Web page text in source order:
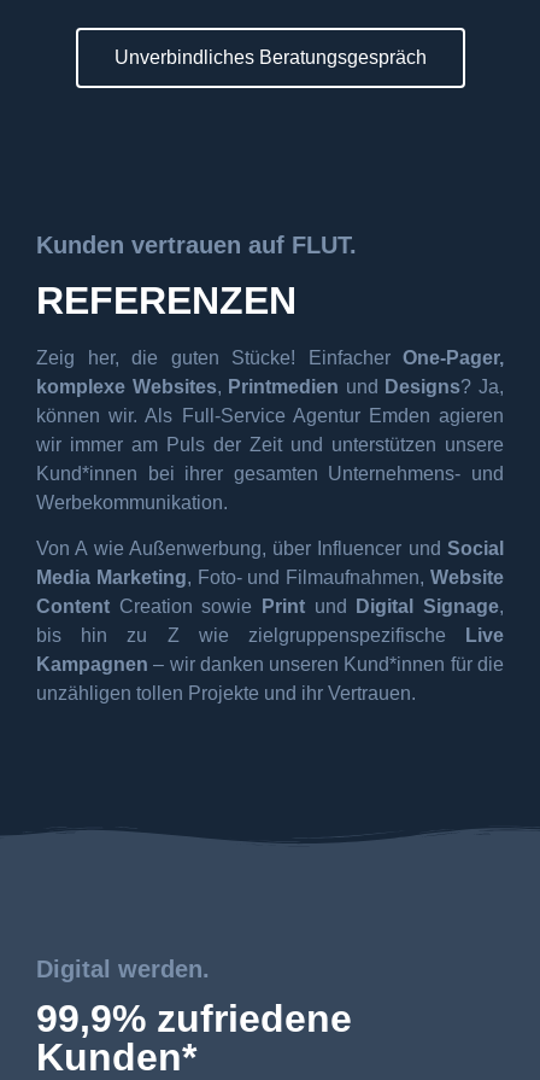
Unverbindliches Beratungsgespräch
Kunden vertrauen auf FLUT.
REFERENZEN
Zeig her, die guten Stücke! EinfacherOne-Pager,
komplexe Websites, Printmedien und Designs? Ja,
können wir. Als Full-Service Agentur Emden agieren
wir immer am Puls der Zeit und unterstützen unsere
Kund*innen bei ihrer gesamten Unternehmens- und
Werbekommunikation.
Von A wie Außenwerbung, über Influencer und Social
Media Marketing, Foto- und Filmaufnahmen,Website
Content Creation sowie Print und Digital Signage,
bis hin zu Z wie zielgruppenspezifische
Live
Kampagnen – wir danken unseren Kund*innen für die
unzähligen tollen Projekte und ihr Vertrauen.
Digital werden.
99,9% zufriedene
Kunden*